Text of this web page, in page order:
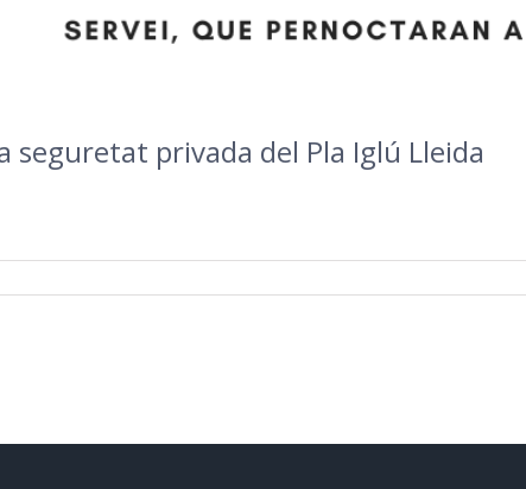
seguretat privada del Pla Iglú Lleida